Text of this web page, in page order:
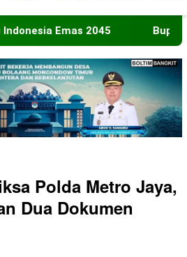
2045 Bupati Boltara
Polda Metro Jaya,
Dua Dokumen